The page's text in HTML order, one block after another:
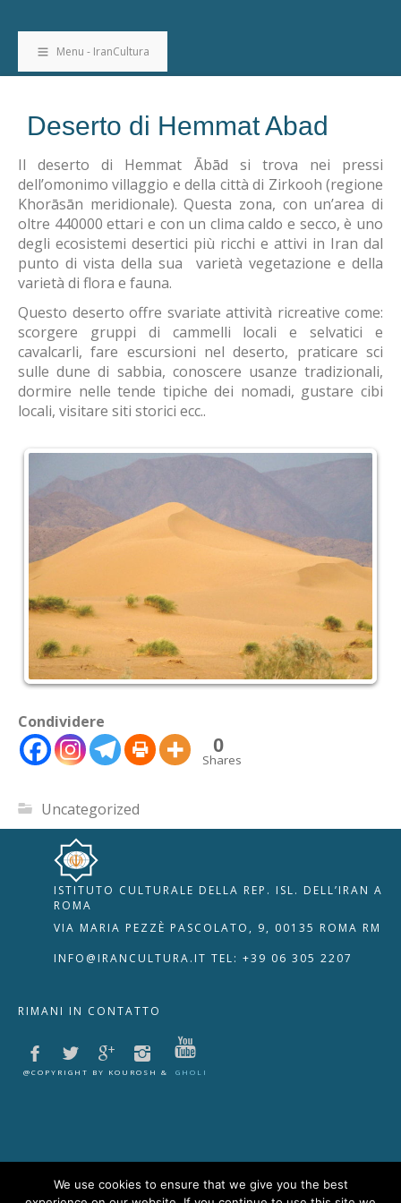
Menu - IranCultura
Deserto di Hemmat Abad
Il deserto di Hemmat Ābād si trova nei pressi
dell’omonimo villaggio e della città di Zirkooh (regione
Khorāsān meridionale). Questa zona, con un’area di
oltre 440000 ettari e con un clima caldo e secco, è uno
degli ecosistemi desertici più ricchi e attivi in Iran dal
punto di vista della sua varietà vegetazione e della
varietà di flora e fauna.
Questo deserto offre svariate attività ricreative come:
scorgere gruppi di cammelli locali e selvatici e
cavalcarli, fare escursioni nel deserto, praticare sci
sulle dune di sabbia, conoscere usanze tradizionali,
dormire nelle tende tipiche dei nomadi, gustare cibi
locali, visitare siti storici ecc..
Condividere
0
Shares
Uncategorized
ISTITUTO CULTURALE DELLA REP. ISL. DELL’IRAN A
ROMA
VIA MARIA PEZZÈ PASCOLATO, 9, 00135 ROMA RM
INFO@IRANCULTURA.IT TEL: +39 06 305 2207
RIMANI IN CONTATTO
@COPYRIGHT BY KOUROSH & GHOLI
We use cookies to ensure that we give you the best
RIPRISTINA 🇮🇹 🇬🇧
Disattiva Immagini
Evidenzia Link